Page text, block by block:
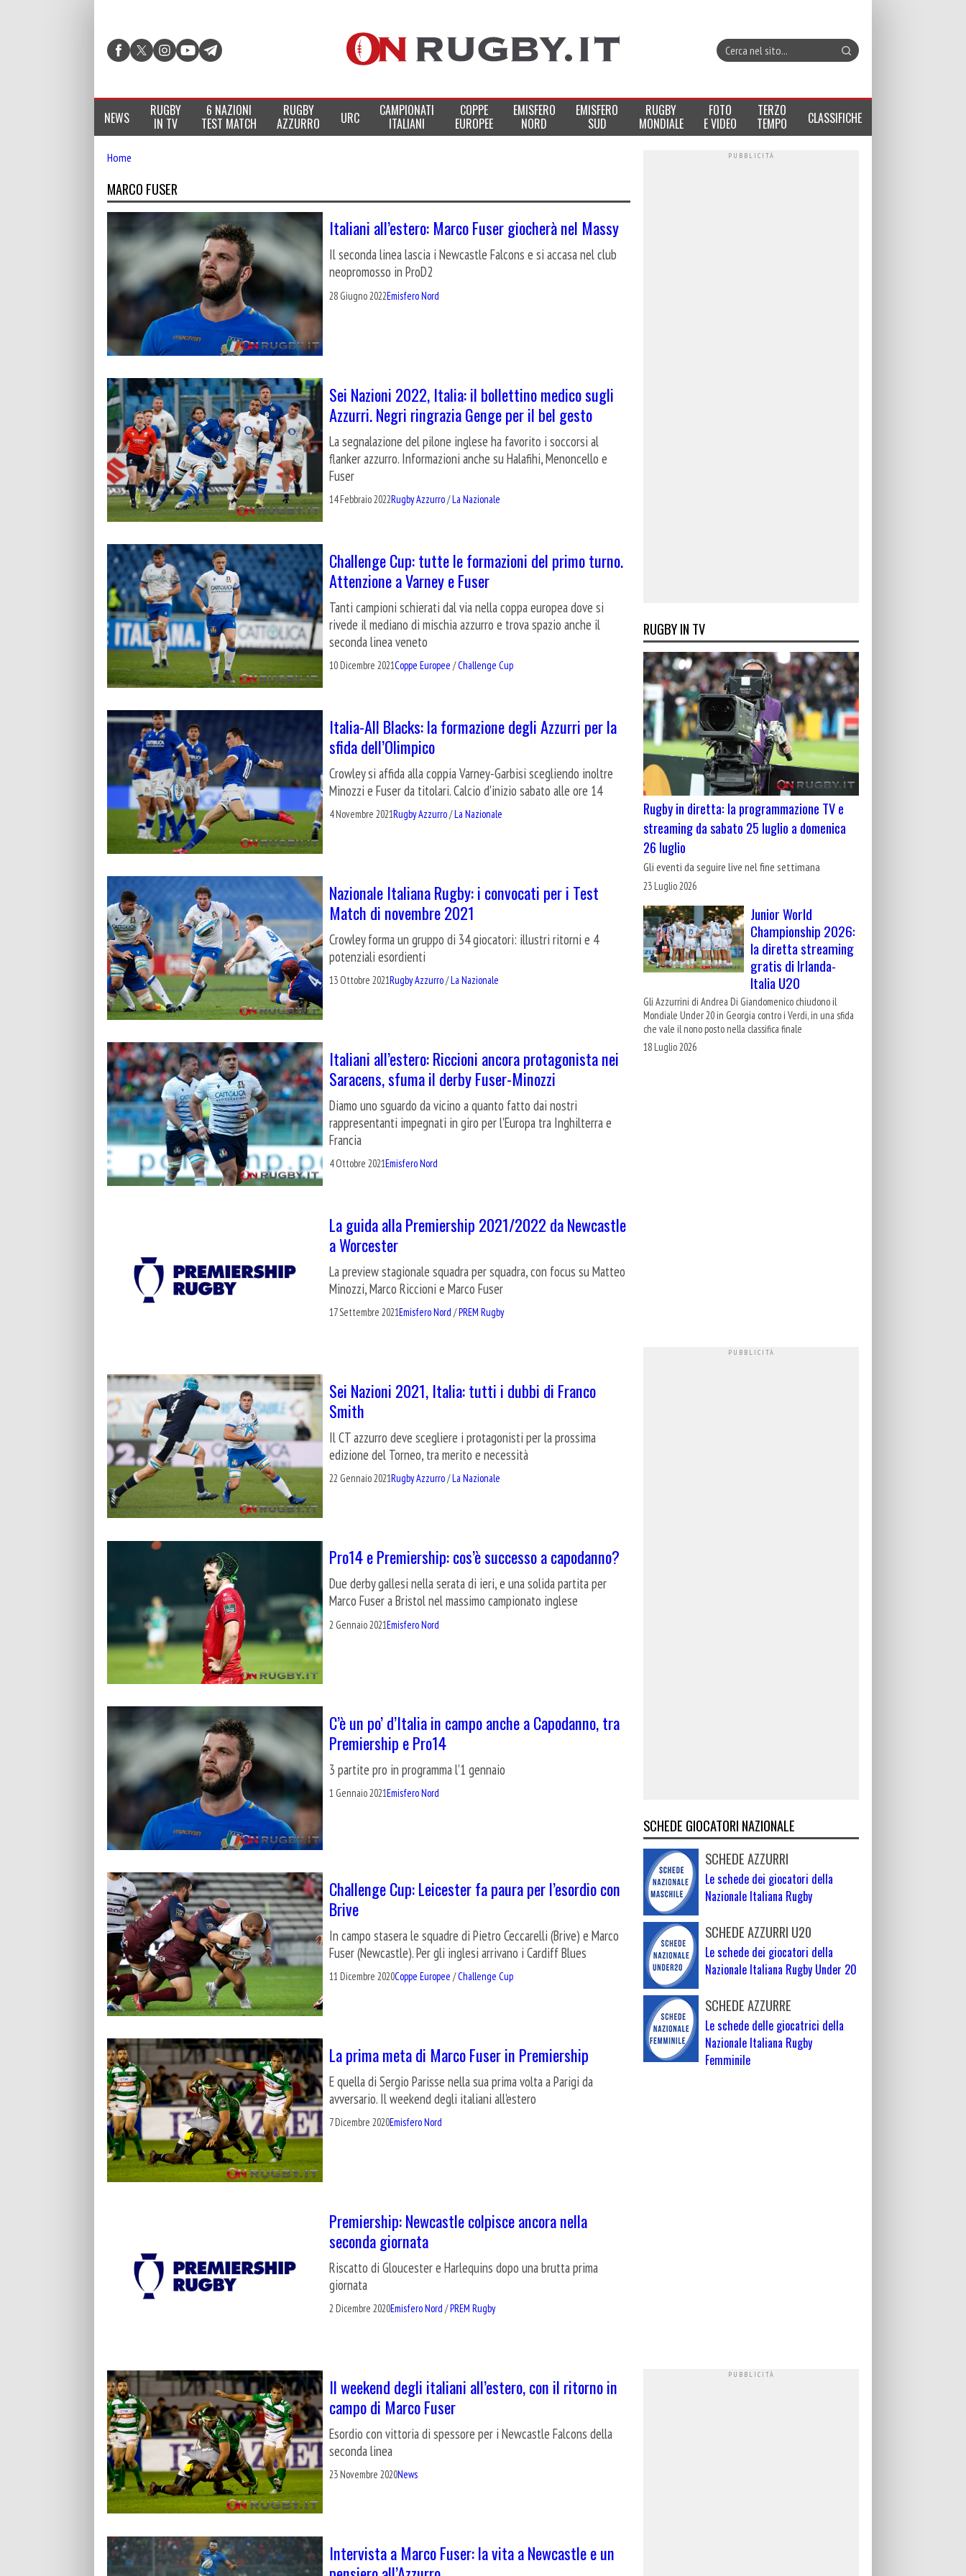
NEWS RUGBY
IN TV
6 NAZIONI
TEST MATCH
RUGBY
AZZURRO URC CAMPIONATI
ITALIANI
COPPE
EUROPEE
EMISFERO
NORD
EMISFERO
SUD
RUGBY
MONDIALE
FOTO
E VIDEO
TERZO
TEMPO CLASSIFICHE
Home
MARCO FUSER
Italiani all’estero: Marco Fuser giocherà nel Massy
Il seconda linea lascia i Newcastle Falcons e si accasa nel club
neopromosso in ProD2
28 Giugno 2022Emisfero Nord
Sei Nazioni 2022, Italia: il bollettino medico sugli
Azzurri. Negri ringrazia Genge per il bel gesto
La segnalazione del pilone inglese ha favorito i soccorsi al
flanker azzurro. Informazioni anche su Halafihi, Menoncello e
Fuser
14 Febbraio 2022Rugby Azzurro/La Nazionale
Challenge Cup: tutte le formazioni del primo turno.
Attenzione a Varney e Fuser
Tanti campioni schierati dal via nella coppa europea dove si
rivede il mediano di mischia azzurro e trova spazio anche il
seconda linea veneto
10 Dicembre 2021Coppe Europee /Challenge Cup
Italia-All Blacks: la formazione degli Azzurri per la
sfida dell’Olimpico
Crowley si affida alla coppia Varney-Garbisi scegliendo inoltre
Minozzi e Fuser da titolari. Calcio d'inizio sabato alle ore 14
4 Novembre 2021Rugby Azzurro/La Nazionale
Nazionale Italiana Rugby: i convocati per i Test
Match di novembre 2021
Crowley forma un gruppo di 34 giocatori: illustri ritorni e 4
potenziali esordienti
13 Ottobre 2021Rugby Azzurro/La Nazionale
Italiani all’estero: Riccioni ancora protagonista nei
Saracens, sfuma il derby Fuser-Minozzi
Diamo uno sguardo da vicino a quanto fatto dai nostri
rappresentanti impegnati in giro per l'Europa tra Inghilterra e
Francia
4 Ottobre 2021Emisfero Nord
La guida alla Premiership 2021/2022 da Newcastle
a Worcester
La preview stagionale squadra per squadra, con focus su Matteo
Minozzi, Marco Riccioni e Marco Fuser
17 Settembre 2021Emisfero Nord /PREM Rugby
Sei Nazioni 2021, Italia: tutti i dubbi di Franco
Smith
Il CT azzurro deve scegliere i protagonisti per la prossima
edizione del Torneo, tra merito e necessità
22 Gennaio 2021Rugby Azzurro/La Nazionale
Pro14 e Premiership: cos’è successo a capodanno?
Due derby gallesi nella serata di ieri, e una solida partita per
Marco Fuser a Bristol nel massimo campionato inglese
2 Gennaio 2021Emisfero Nord
C’è un po’ d’Italia in campo anche a Capodanno, tra
Premiership e Pro14
3 partite pro in programma l'1 gennaio
1 Gennaio 2021Emisfero Nord
Challenge Cup: Leicester fa paura per l’esordio con
Brive
In campo stasera le squadre di Pietro Ceccarelli (Brive) e Marco
Fuser (Newcastle). Per gli inglesi arrivano i Cardiff Blues
11 Dicembre 2020Coppe Europee /Challenge Cup
La prima meta di Marco Fuser in Premiership
E quella di Sergio Parisse nella sua prima volta a Parigi da
avversario. Il weekend degli italiani all'estero
7 Dicembre 2020Emisfero Nord
Premiership: Newcastle colpisce ancora nella
seconda giornata
Riscatto di Gloucester e Harlequins dopo una brutta prima
giornata
2 Dicembre 2020Emisfero Nord /PREM Rugby
Il weekend degli italiani all’estero, con il ritorno in
campo di Marco Fuser
Esordio con vittoria di spessore per i Newcastle Falcons della
seconda linea
23 Novembre 2020News
Intervista a Marco Fuser: la vita a Newcastle e un
RUGBY IN TV
Rugby in diretta: la programmazione TV e
streaming da sabato 25 luglio a domenica
26 luglio
Gli eventi da seguire live nel fine settimana
23 Luglio 2026
Junior World
Championship 2026:
la diretta streaming
gratis di Irlanda-
Italia U20
Gli Azzurrini di Andrea Di Giandomenico chiudono il
Mondiale Under 20 in Georgia contro i Verdi, in una sfida
che vale il nono posto nella classifica finale
18 Luglio 2026
SCHEDE GIOCATORI NAZIONALE
SCHEDE AZZURRI
Le schede dei giocatori della
Nazionale Italiana Rugby
SCHEDE AZZURRI U20
Le schede dei giocatori della
Nazionale Italiana Rugby Under 20
SCHEDE AZZURRE
Le schede delle giocatrici della
Nazionale Italiana Rugby
Femminile